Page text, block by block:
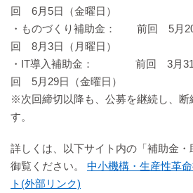
回 6月5日（金曜日）
・ものづくり補助金： 前回 5月
回 8月3日（月曜日）
・IT導入補助金： 前回 3月
回 5月29日（金曜日）
※次回締切以降も、公募を継続し、断
す。
詳しくは、以下サイト内の「補助金
御覧ください。 中小機構・生産性革
ト(外部リンク)